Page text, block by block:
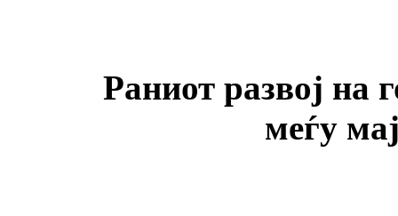
Раниот развој на
меѓу